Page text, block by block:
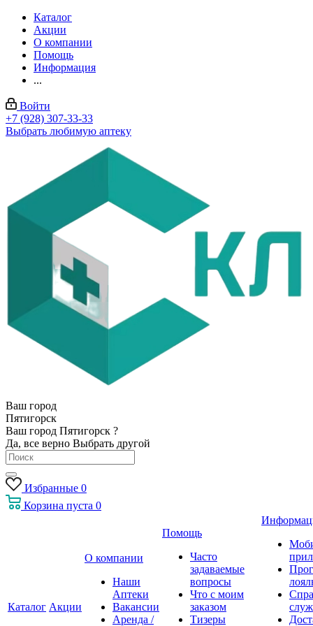
Каталог
Акции
О компании
Помощь
Информация
...
Войти
+7 (928) 307-33-33
Выбрать любимую аптеку
Ваш город
Пятигорск
Ваш город Пятигорск ?
Да, все верно Выбрать другой
Избранные 0
Корзина пуста 0
Каталог Акции
О компании
Наши
Аптеки
Вакансии
Аренда /
Помощь
Часто
задаваемые
вопросы
Что с моим
заказом
Тизеры